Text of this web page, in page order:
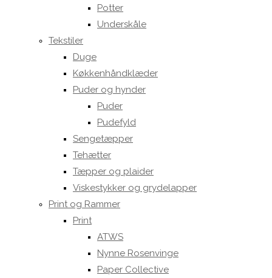
Potter
Underskåle
Tekstiler
Duge
Køkkenhåndklæder
Puder og hynder
Puder
Pudefyld
Sengetæpper
Tehætter
Tæpper og plaider
Viskestykker og grydelapper
Print og Rammer
Print
ATWS
Nynne Rosenvinge
Paper Collective